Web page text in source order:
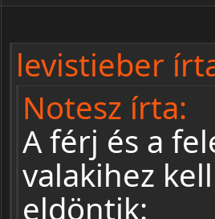
levistieber
Notesz írta:
A férj és a
valakihez
eldöntik: